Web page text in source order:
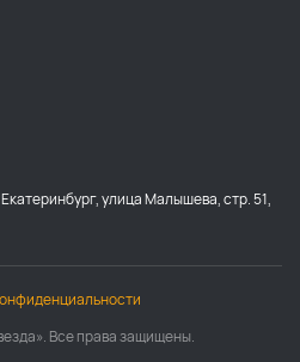
улица Малышева, стр. 51,
Все права защищены.